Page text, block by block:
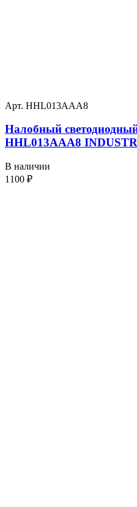
Арт. HHL013AAA8
Налобный
HHL013AAA8
В наличии
1100 ₽